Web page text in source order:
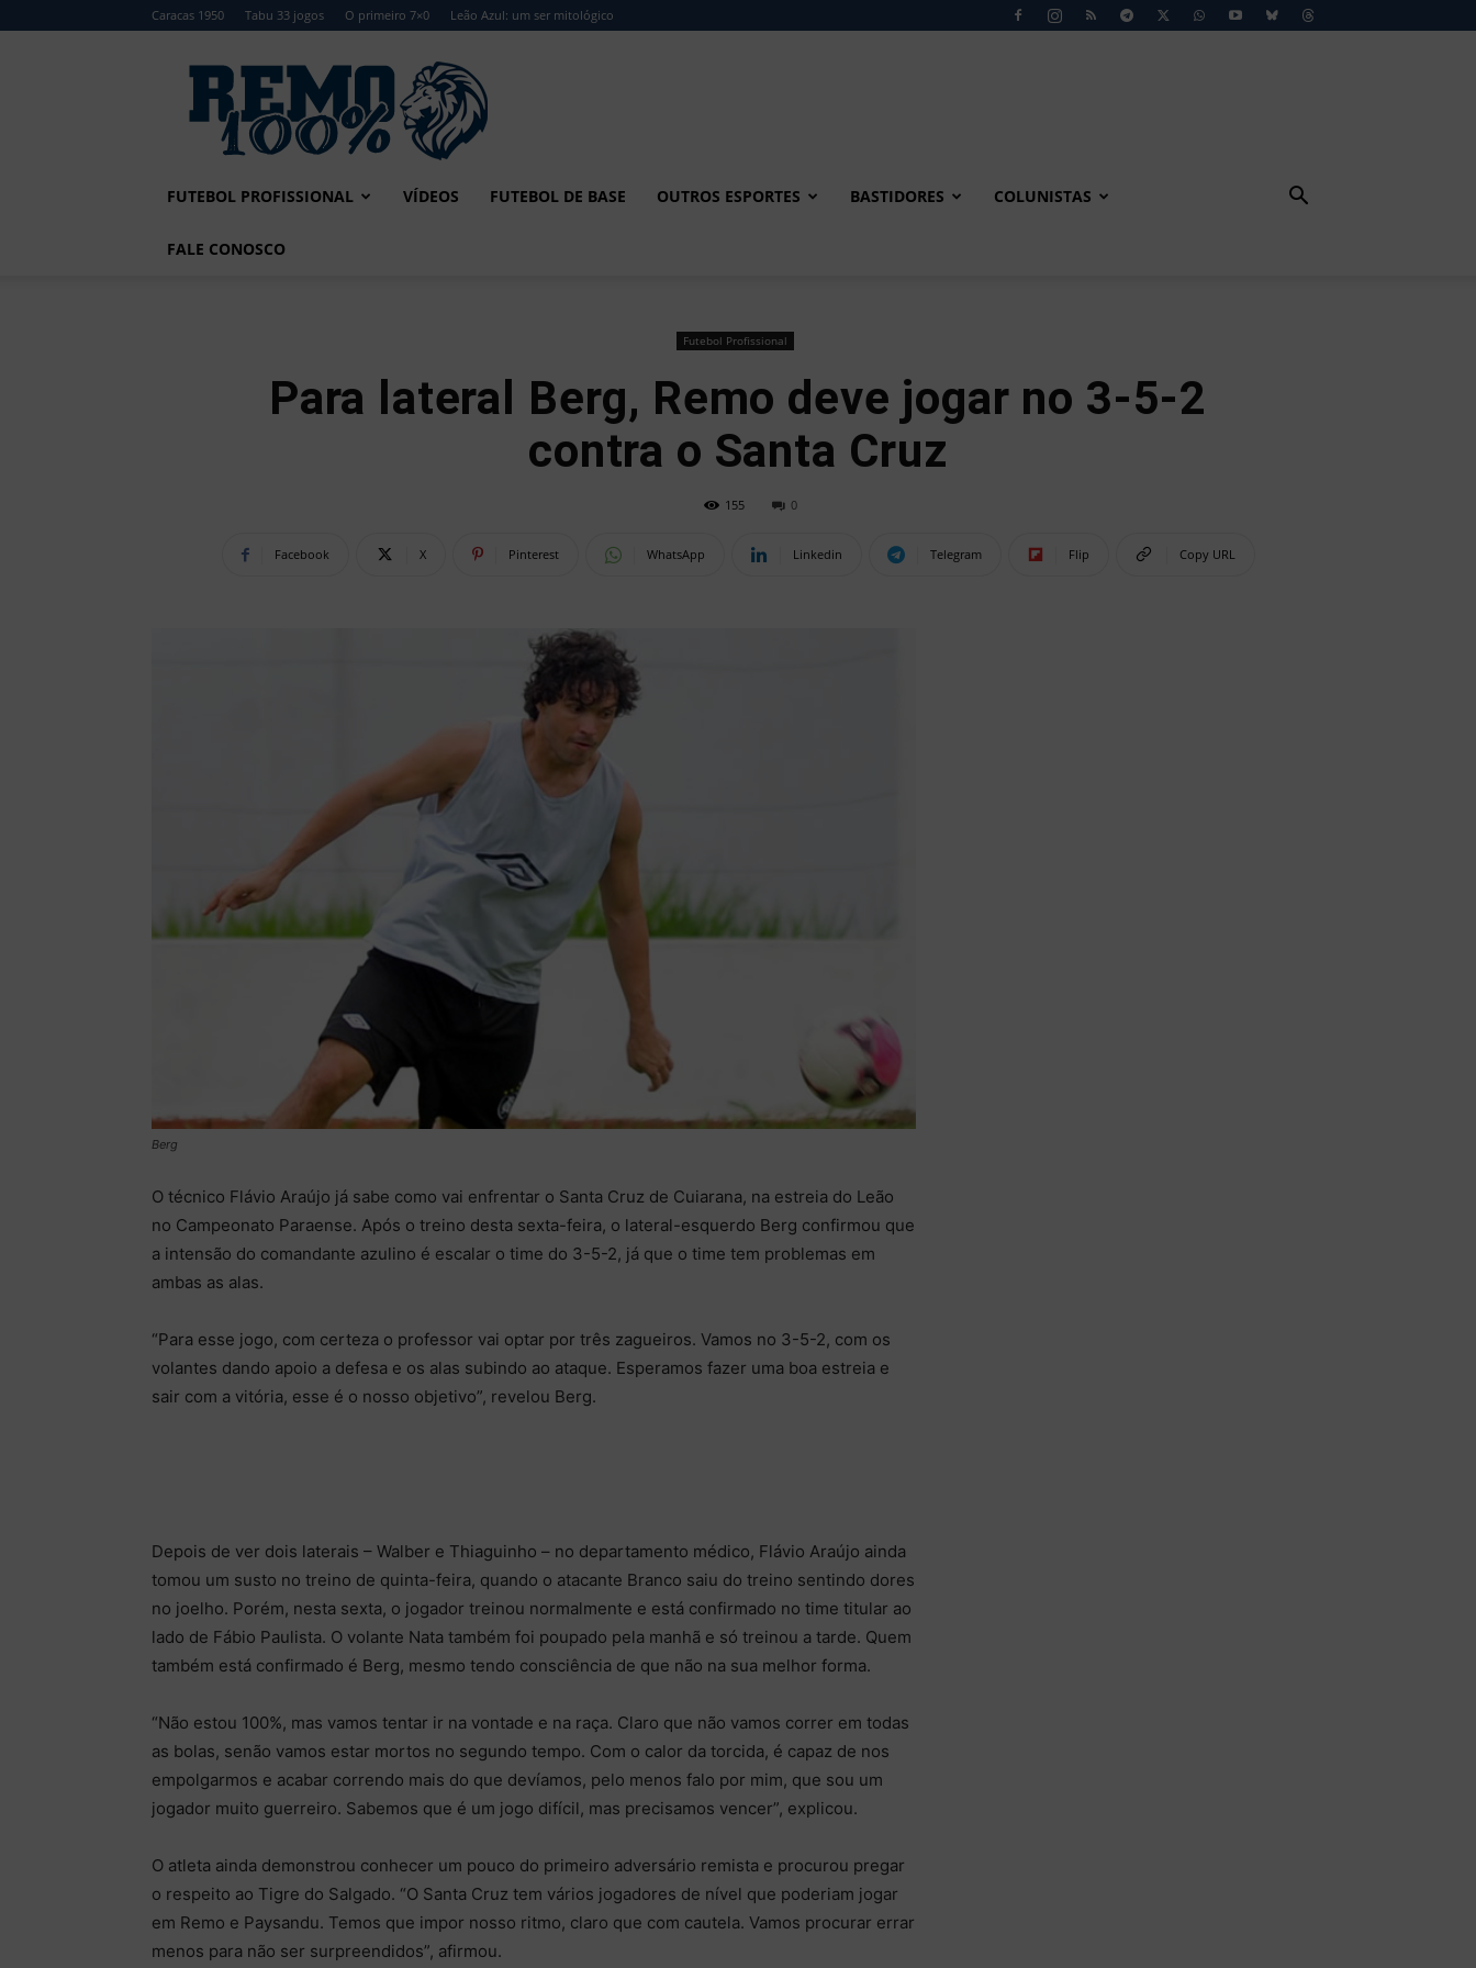
Caracas 1950 Tabu 33 jogos O primeiro 7×0 Leão Azul: um ser mitológico
Remo
FUTEBOL PROFISSIONAL VÍDEOS FUTEBOL DE BASE OUTROS ESPORTES BASTIDORES COLUNISTAS
FALE CONOSCO
Futebol Profissional
Para lateral Berg, Remo deve jogar no 3-5-2
contra o Santa Cruz
155 0
Facebook X Pinterest WhatsApp Linkedin Telegram Flip Copy URL
Berg
O técnico Flávio Araújo já sabe como vai enfrentar o Santa Cruz de Cuiarana, na estreia do Leão
no Campeonato Paraense. Após o treino desta sexta-feira, o lateral-esquerdo Berg confirmou que
a intensão do comandante azulino é escalar o time do 3-5-2, já que o time tem problemas em
ambas as alas.
“Para esse jogo, com certeza o professor vai optar por três zagueiros. Vamos no 3-5-2, com os
volantes dando apoio a defesa e os alas subindo ao ataque. Esperamos fazer uma boa estreia e
sair com a vitória, esse é o nosso objetivo”, revelou Berg.
Depois de ver dois laterais – Walber e Thiaguinho – no departamento médico, Flávio Araújo ainda
tomou um susto no treino de quinta-feira, quando o atacante Branco saiu do treino sentindo dores
no joelho. Porém, nesta sexta, o jogador treinou normalmente e está confirmado no time titular ao
lado de Fábio Paulista. O volante Nata também foi poupado pela manhã e só treinou a tarde. Quem
também está confirmado é Berg, mesmo tendo consciência de que não na sua melhor forma.
“Não estou 100%, mas vamos tentar ir na vontade e na raça. Claro que não vamos correr em todas
as bolas, senão vamos estar mortos no segundo tempo. Com o calor da torcida, é capaz de nos
empolgarmos e acabar correndo mais do que devíamos, pelo menos falo por mim, que sou um
jogador muito guerreiro. Sabemos que é um jogo difícil, mas precisamos vencer”, explicou.
O atleta ainda demonstrou conhecer um pouco do primeiro adversário remista e procurou pregar
o respeito ao Tigre do Salgado. “O Santa Cruz tem vários jogadores de nível que poderiam jogar
em Remo e Paysandu. Temos que impor nosso ritmo, claro que com cautela. Vamos procurar errar
menos para não ser surpreendidos”, afirmou.